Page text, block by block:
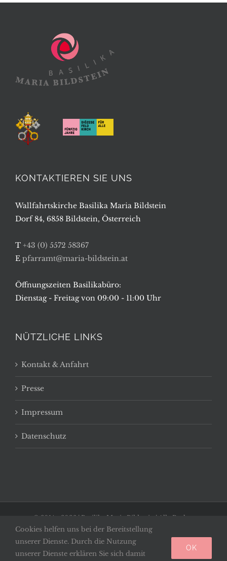
KONTAKTIEREN SIE UNS
Wallfahrtskirche Basilika Maria Bildstein
Dorf 84, 6858 Bildstein, Österreich
T +43 (0) 5572 58367
E pfarramt@maria-bildstein.at
Öffnungszeiten Basilikabüro:
Dienstag - Freitag von 09:00 - 11:00 Uhr
NÜTZLICHE LINKS
Kontakt & Anfahrt
Presse
Impressum
Datenschutz
© 2014 - 2026 | Basilika Maria Bildstein | Alle Rechte
vorbehalten
Facebook
Cookies helfen uns bei der Bereitstellung
unserer Dienste. Durch die Nutzung
unserer Dienste erklären Sie sich damit
OK